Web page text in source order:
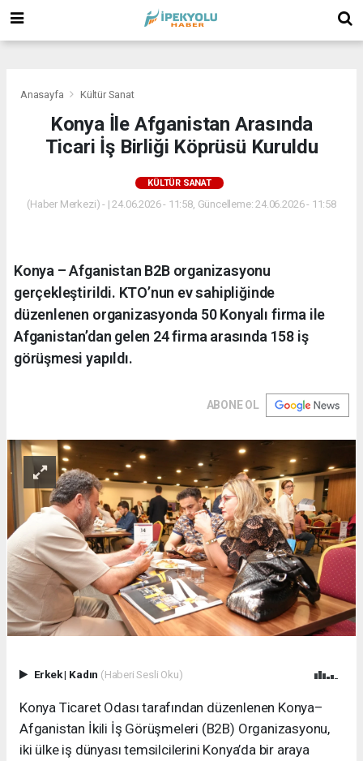
Anasayfa Kültür Sanat
Konya İle Afganistan Arasında
Ticari İş Birliği Köprüsü Kuruldu
KÜLTÜR SANAT
(Haber Merkezi) - | 24.06.2026 - 11:58, Güncelleme: 24.06.2026 - 11:58
Konya – Afganistan B2B organizasyonu
gerçekleştirildi. KTO’nun ev sahipliğinde
düzenlenen organizasyonda 50 Konyalı firma ile
Afganistan’dan gelen 24 firma arasında 158 iş
görüşmesi yapıldı.
ABONE OL
Erkek| Kadın (Haberi Sesli Oku)
Konya Ticaret Odası tarafından düzenlenen Konya–
Afganistan İkili İş Görüşmeleri (B2B) Organizasyonu,
iki ülke iş dünyası temsilcilerini Konya’da bir araya